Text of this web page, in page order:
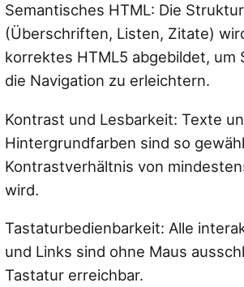
Semantisches HTML: Die
(Überschriften, Listen, Zitate)
korrektes HTML5 abgebildet, um
die Navigation zu erleichtern.
Kontrast und Lesbarkeit: Texte
Hintergrundfarben sind so
Kontrastverhältnis von
wird.
Tastaturbedienbarkeit: Alle
und Links sind ohne Maus
Tastatur erreichbar.